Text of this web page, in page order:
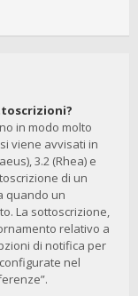
in modo molto
viene avvisati in
3.2 (Rhea) e
di un
quando un
La sottoscrizione,
relativo a
di notifica per
nel